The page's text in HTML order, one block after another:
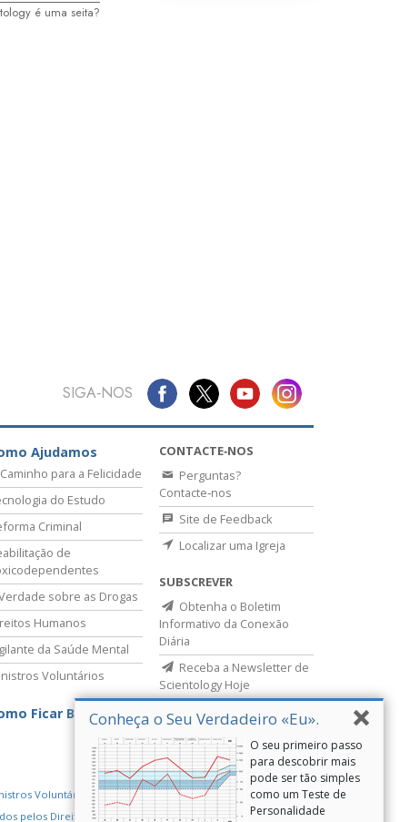
é uma seita?
Conheça o Seu Verdadeiro «Eu».
O seu primeiro passo
para descobrir mais
pode ser tão simples
como um Teste de
Personalidade
SIGA‑NOS
Ajudamos
para a Felicidade
do Estudo
Criminal
de
sobre as Drogas
Humanos
da Saúde Mental
Voluntários
Ficar Bem
CONTACTE‑NOS
Perguntas?
Contacte‑nos
Site de Feedback
Localizar uma Igreja
SUBSCREVER
Obtenha o Boletim
Informativo da Conexão
Diária
Receba a Newsletter de
Scientology Hoje
Voluntários de Scientology
pelos Direitos Humanos Youth for Human Rights